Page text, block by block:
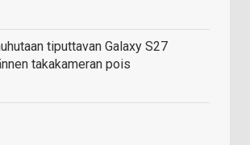
tiputtavan Galaxy S27
takakameran pois